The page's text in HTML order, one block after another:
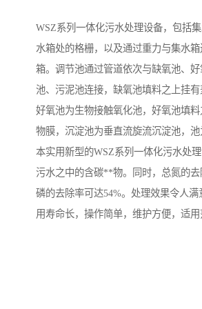
WSZ系列一体化污水处理设备，包括
水箱处的格栅，以及通过重力与集水
箱。调节池通过管道依次与缺氧池、好
池、污泥池连接，缺氧池填料之上挂有
好氧池为生物接触氧化池，好氧池填
物膜，沉淀池为垂直流旋流沉淀池，池
本实用新型的WSZ系列一体化污水处
污水之中的含碳**物。同时，总氮的去
磷的去除率可达54%。处理效果令人
用寿命长，操作简单，维护方便，适用
微动力污水处理设备 集中
接触式一体化污水处理设 化粪
淀粉污水处理设备 塑料
净水设备反渗透 奶制
喷漆污水处理设备 污水